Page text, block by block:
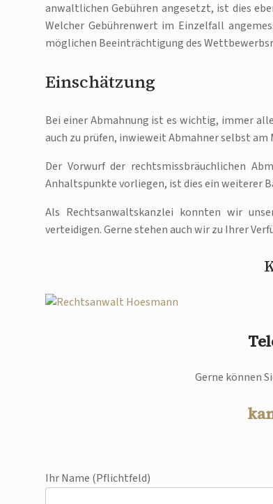
anwaltlichen Gebühren angesetzt, ist dies
Welcher Gebührenwert im Einzelfall
möglichen Beeinträchtigung des
Einschätzung
Bei einer Abmahnung ist es wichtig, immer
auch zu prüfen, inwieweit Abmahner selbst am
Der Vorwurf der rechtsmissbräuchlichen
Anhaltspunkte vorliegen, ist dies ein weiterer
Als Rechtsanwaltskanzlei konnten wir
verteidigen. Gerne stehen auch wir zu Ihrer
Gerne können
Ihr Name (Pflichtfeld)